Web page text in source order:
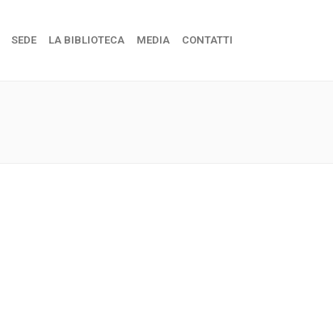
SEDE LA BIBLIOTECA MEDIA CONTATTI